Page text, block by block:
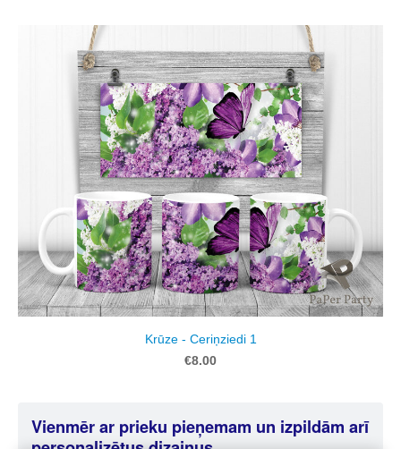
Vienmēr ar prieku pieņemam un izpildām arī
Krūze - Ceriņziedi 1
€8.00